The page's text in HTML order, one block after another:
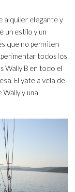
alquiler elegante y
un estilo y un
que no permiten
todos los
Wally B en todo el
El yate a vela de
y una